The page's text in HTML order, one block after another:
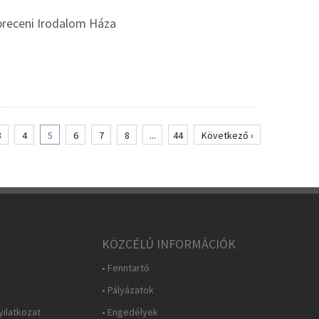
Irodalom Háza
4 5 6 7 8 ... 44 Következő ›
KÖZCÉLÚ INFORMÁCIÓK
• Fenntartó
• Pályázatok
• Engedélyek